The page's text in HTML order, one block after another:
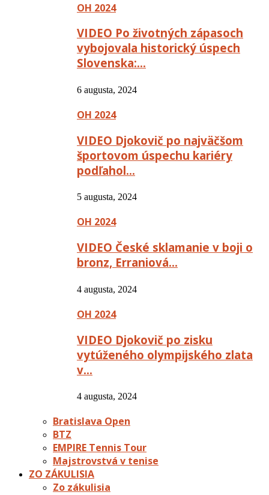
OH 2024
VIDEO Po životných zápasoch
vybojovala historický úspech
Slovenska:…
6 augusta, 2024
OH 2024
VIDEO Djokovič po najväčšom
športovom úspechu kariéry
podľahol…
5 augusta, 2024
OH 2024
VIDEO České sklamanie v boji o
bronz, Erraniová…
4 augusta, 2024
OH 2024
VIDEO Djokovič po zisku
vytúženého olympijského zlata
v…
4 augusta, 2024
Bratislava Open
BTZ
EMPIRE Tennis Tour
Majstrovstvá v tenise
ZO ZÁKULISIA
Zo zákulisia